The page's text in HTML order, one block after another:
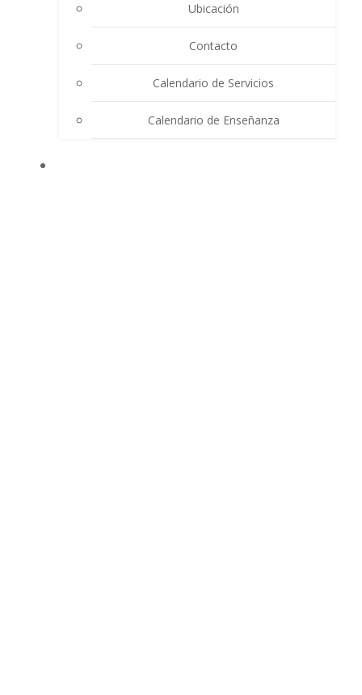
Ubicación
Contacto
Calendario de Servicios
Calendario de Enseñanza